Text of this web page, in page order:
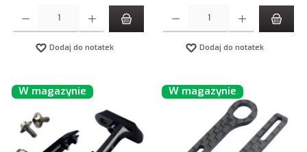
Dodaj do notatek Dodaj do notatek
W magazynie W magazynie